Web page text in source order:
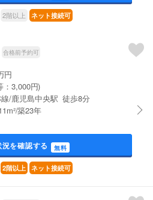
2階以上 ネット接続可
合格前予約可
円
：3,000円)
線/鹿児島中央駅 徒歩8分
築23年
況を確認する 無料
2階以上 ネット接続可